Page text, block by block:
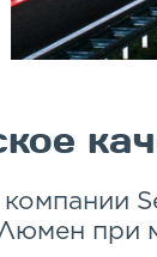
при